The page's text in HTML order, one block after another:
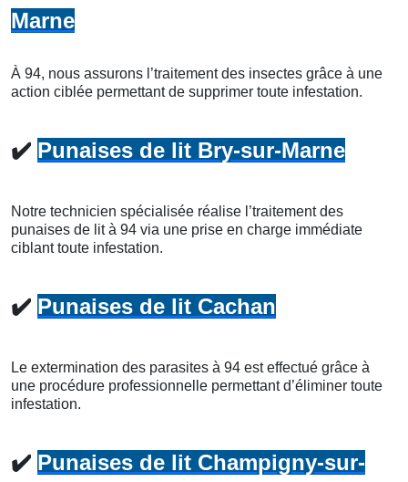
Marne
À 94, nous assurons l’traitement des insectes grâce à une
action ciblée permettant de supprimer toute infestation.
✔️ Punaises de lit Bry-sur-Marne
Notre technicien spécialisée réalise l’traitement des
punaises de lit à 94 via une prise en charge immédiate
ciblant toute infestation.
✔️ Punaises de lit Cachan
Le extermination des parasites à 94 est effectué grâce à
une procédure professionnelle permettant d’éliminer toute
infestation.
✔️ Punaises de lit Champigny-sur-